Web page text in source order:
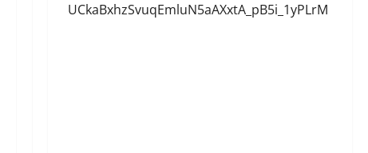
UCkaBxhzSvuqEmluN5aAXxtA_pB5i_1yPLrM